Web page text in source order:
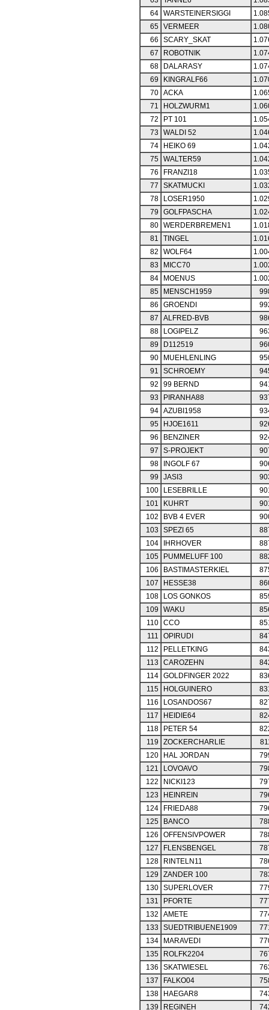
64 WARSTEINERSIGGI
65 VERMEER
66
SCARY_SKAT
67
ROBOTNIK
68
DALARASY
69
KINGRALF66
70 ACKA
71
HOLZWURM1
72
PT 101
73
WALDI 52
74
HEIKO 69
75 WALTER59
76
FRANZI18
77
SKATMUCKI
78
LOSER1950
79
GOLFPASCHA
80 WERDERBREMEN1
81
TINGEL
82
WOLF64
83
MICC70
84
MOENUS
85
MENSCH1959
86
GROENDI
87
ALFRED-BVB
88
LOGIPELZ
89
D112519
90
MUEHLENLING
91
SCHROEMY
92
99 BERND
93
PIRANHA88
94 AZUBI1958
95
HJOE1611
96
BENZINER
97
S-PROJEKT
98
INGOLF 67
99
JASI3
100
LESEBRILLE
101
KUHRT
102
BVB 4 EVER
103
SPEZI 65
104
IHRHOVER
105
PUMMELUFF 100
106
BASTIMASTERKIEL
107
HESSE38
108
LOS GONKOS
109
WAKU
110 CCO
111
OPIRUDI
112
PELLETKING
113
CAROZEHN
114 GOLDFINGER 2022
115
HOLGUINERO
116
LOSANDOS67
117
HEIDIE64
118
PETER 54
119
ZOCKERCHARLIE
120
HAL JORDAN
121
LOVOAVO
122
NICKI123
123
HEINREIN
124
FRIEDA88
125
BANCO
126
OFFENSIVPOWER
127
FLENSBENGEL
128
RINTELN11
129
ZANDER 100
130 SUPERLOVER
131
PFORTE
132
AMETE
133
SUEDTRIBUENE1909
134
MARAVEDI
135
ROLFK2204
136
SKATWIESEL
137
FALKO04
138
HAEGAR8
139
REGINEH